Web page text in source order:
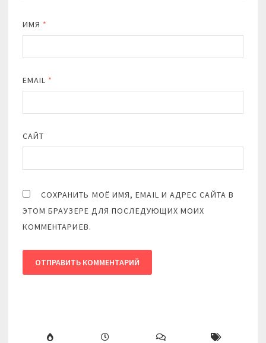
ИМЯ *
EMAIL *
САЙТ
СОХРАНИТЬ МОЁ ИМЯ, EMAIL И АДРЕС САЙТА В
ЭТОМ БРАУЗЕРЕ ДЛЯ ПОСЛЕДУЮЩИХ МОИХ
КОММЕНТАРИЕВ.